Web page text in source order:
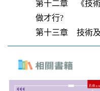
第十二章 《技術
做才行?
第十三章 技術